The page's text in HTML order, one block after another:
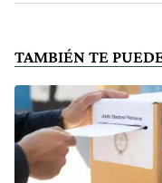
TAMBIÉN TE